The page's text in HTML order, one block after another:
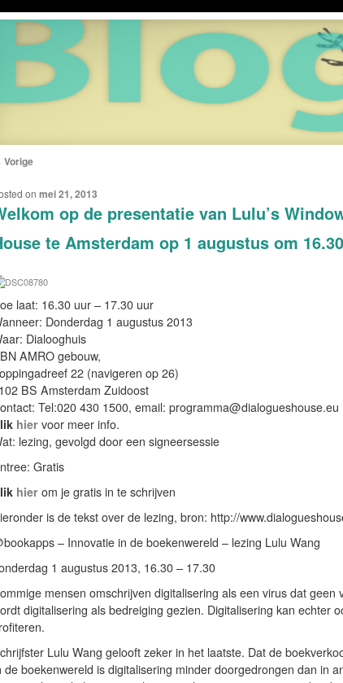
Vorige
op de presentatie van Lulu’s
te Amsterdam op 1 augustus om
on mei 21, 2013
laat: 16.30 uur – 17.30 uur
Donderdag 1 augustus 2013
Dialooghuis
AMRO gebouw,
22 (navigeren op 26)
BS Amsterdam Zuidoost
Tel:020 430 1500, email: programma@dialogueshouse.eu
hier voor meer info.
lezing, gevolgd door een signeersessie
Gratis
hierom je gratis in te schrijven
is de tekst over de lezing, bron: http://
– Innovatie in de boekenwereld – lezing Lulu Wang
1 augustus 2013, 16.30 – 17.30
mensen omschrijven digitalisering als een virus dat
digitalisering als bedreiging gezien. Digitalisering kan echter
Lulu Wang gelooft zeker in het laatste. Dat de
de boekenwereld is digitalisering minder doorgedrongen dan in